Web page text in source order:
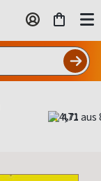
4,71